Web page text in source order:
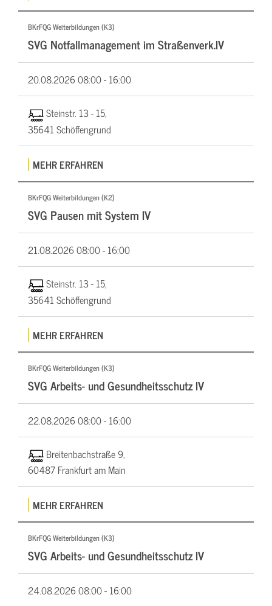
BKrFQG Weiterbildungen (K3)
SVG Notfallmanagement im Straßenverk.IV
20.08.202608:00 - 16:00
Steinstr. 13 - 15,
35641 Schöffengrund
MEHR ERFAHREN
BKrFQG Weiterbildungen (K2)
SVG Pausen mit System IV
21.08.202608:00 - 16:00
Steinstr. 13 - 15,
35641 Schöffengrund
MEHR ERFAHREN
BKrFQG Weiterbildungen (K3)
SVG Arbeits- und Gesundheitsschutz IV
22.08.202608:00 - 16:00
Breitenbachstraße 9,
60487 Frankfurt am Main
MEHR ERFAHREN
BKrFQG Weiterbildungen (K3)
SVG Arbeits- und Gesundheitsschutz IV
24.08.202608:00 - 16:00